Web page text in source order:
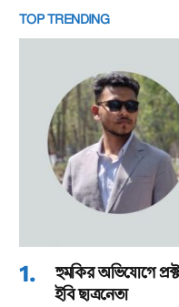
TOP TRENDING
হুমকির অভিযোগে
ইবি ছাত্রনেতা